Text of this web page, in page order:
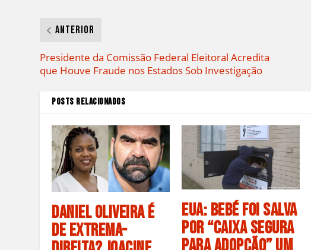
Anterior
Presidente da Comissão Federal Eleitoral Acredita
que Houve Fraude nos Estados Sob Investigação
POSTS RELACIONADOS
Daniel Oliveira é
de Extrema-
EUA: Bebé foi Salva
por “Caixa Segura
Para Adopção” Um